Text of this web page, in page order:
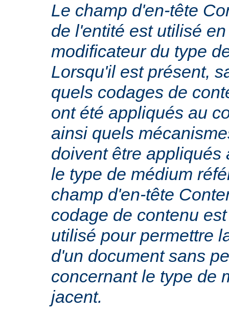
Le champ d'en-tête
de l'entité est utilisé
modificateur du type
Lorsqu'il est présent,
quels codages de
ont été appliqués au
ainsi quels
doivent être appliqués
le type de médium
champ d'en-tête
codage de contenu
utilisé pour permettre
d'un document sans
concernant le type de
jacent.